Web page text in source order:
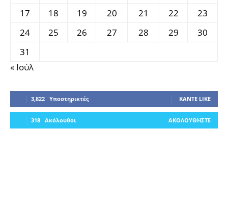
17
18 19 20 21 22
23
24
25 26 27 28 29
30
31
« Ιούλ
3,822 Υποστηρικτές ΚΆΝΤΕ LIKE
318 Ακόλουθοι ΑΚΟΛΟΥΘΉΣΤΕ